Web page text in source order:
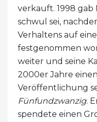
verkauft. 1998 gab
schwul sei,
Verhaltens auf
festgenommen
weiter und seine
2000er Jahre
Veröffentlichung
Fünfundzwanzig.
spendete einen